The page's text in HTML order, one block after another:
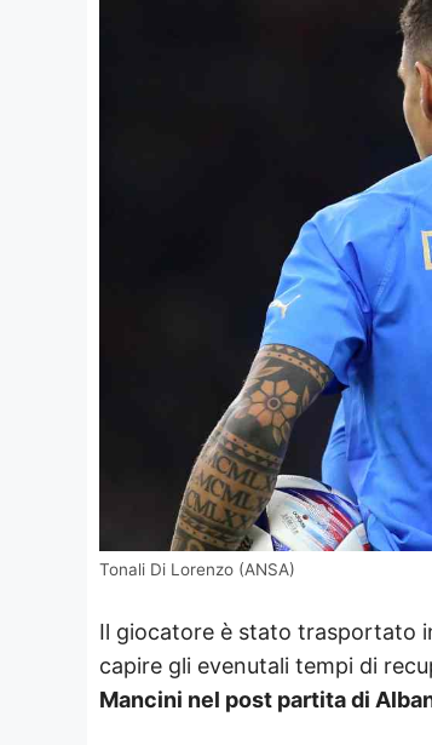
Tonali Di Lorenzo (ANSA)
Il giocatore è stato trasportato
capire gli evenutali tempi di
Mancini nel post partita di